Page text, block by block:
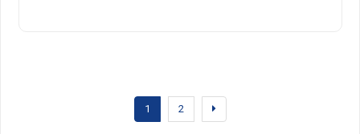
1 2